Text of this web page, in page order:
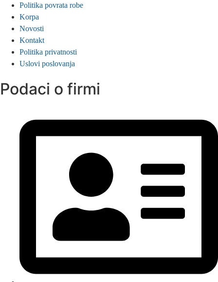
Politika povrata robe
Korpa
Novosti
Kontakt
Politika privatnosti
Uslovi poslovanja
Podaci o firmi